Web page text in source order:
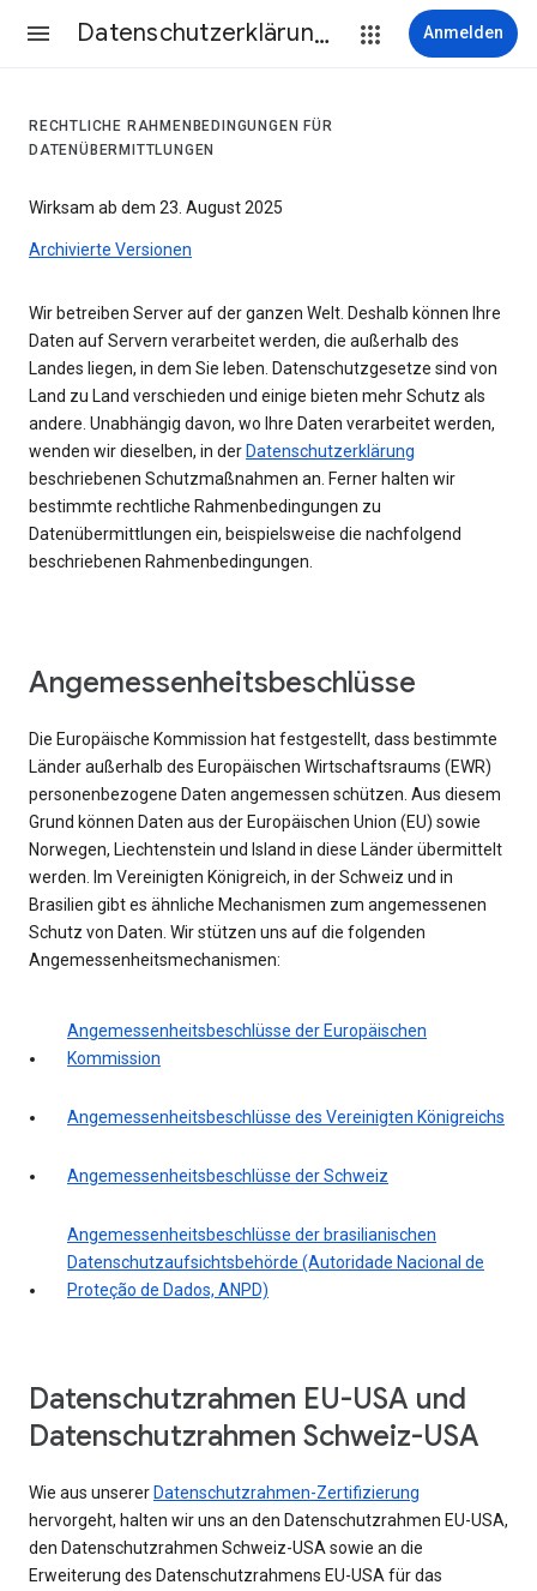
Datenschutzerklärung & Nutzungsbedingungen Anmelden
RECHTLICHE RAHMENBEDINGUNGEN FÜR
DATENÜBERMITTLUNGEN
Wirksam ab dem 23. August 2025
Archivierte Versionen
Wir betreiben Server auf der ganzen Welt. Deshalb können Ihre
Daten auf Servern verarbeitet werden, die außerhalb des
Landes liegen, in dem Sie leben. Datenschutzgesetze sind von
Land zu Land verschieden und einige bieten mehr Schutz als
andere. Unabhängig davon, wo Ihre Daten verarbeitet werden,
wenden wir dieselben, in der Datenschutzerklärung
beschriebenen Schutzmaßnahmen an. Ferner halten wir
bestimmte rechtliche Rahmenbedingungen zu
Datenübermittlungen ein, beispielsweise die nachfolgend
beschriebenen Rahmenbedingungen.
Angemessenheitsbeschlüsse
Die Europäische Kommission hat festgestellt, dass bestimmte
Länder außerhalb des Europäischen Wirtschaftsraums (EWR)
personenbezogene Daten angemessen schützen. Aus diesem
Grund können Daten aus der Europäischen Union (EU) sowie
Norwegen, Liechtenstein und Island in diese Länder übermittelt
werden. Im Vereinigten Königreich, in der Schweiz und in
Brasilien gibt es ähnliche Mechanismen zum angemessenen
Schutz von Daten. Wir stützen uns auf die folgenden
Angemessenheitsmechanismen:
Angemessenheitsbeschlüsse der Europäischen
Kommission
Angemessenheitsbeschlüsse des Vereinigten Königreichs
Angemessenheitsbeschlüsse der Schweiz
Angemessenheitsbeschlüsse der brasilianischen
Datenschutzaufsichtsbehörde (Autoridade Nacional de
Proteção de Dados, ANPD)
Datenschutzrahmen EU-USA und
Datenschutzrahmen Schweiz-USA
Wie aus unserer Datenschutzrahmen-Zertifizierung
hervorgeht, halten wir uns an den Datenschutzrahmen EU-USA,
den Datenschutzrahmen Schweiz-USA sowie an die
Erweiterung des Datenschutzrahmens EU-USA für das